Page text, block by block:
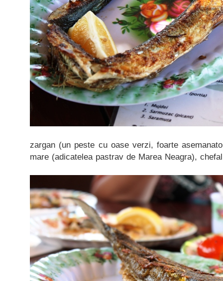
zargan (un peste cu oase verzi, foarte
mare (adicatelea pastrav de Marea Neagra),